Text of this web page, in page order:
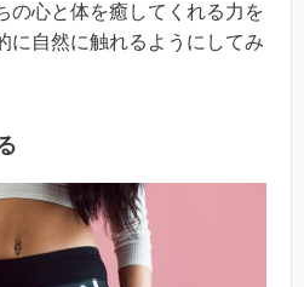
の心と体を癒してくれる力を
に自然に触れるようにしてみ